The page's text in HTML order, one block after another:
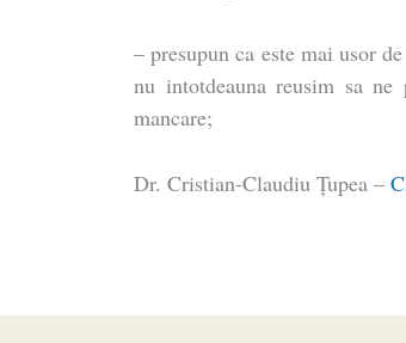
– presupun ca este mai usor
nu intotdeauna reusim sa
mancare;
Dr. Cristian-Claudiu Ţupea –